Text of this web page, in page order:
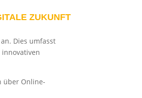
ZUKUNFT
Dies umfasst
über Online-